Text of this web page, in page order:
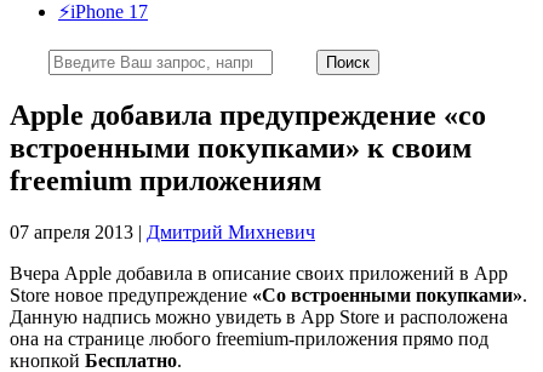
⚡️iPhone 17
Apple добавила предупреждение «со
встроенными покупками» к своим
freemium приложениям
07 апреля 2013 | Дмитрий Михневич
Вчера Apple добавила в описание своих приложений в App
Store новое предупреждение «Со встроенными покупками».
Данную надпись можно увидеть в App Store и расположена
она на странице любого freemium-приложения прямо под
кнопкой Бесплатно.